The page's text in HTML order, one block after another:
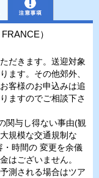
）
だきます。送迎対象
ます。その他郊外、
客様のお申込みは追
ますのでご相談下さ
関与し得ない事由(観
規模な交通規制な
・時間の 変更を余儀
はございません。
測される場合はツア